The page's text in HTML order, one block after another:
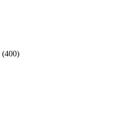
(400)